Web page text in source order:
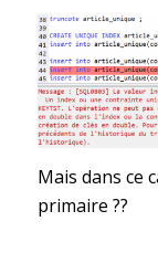
Mais dans ce
primaire ??